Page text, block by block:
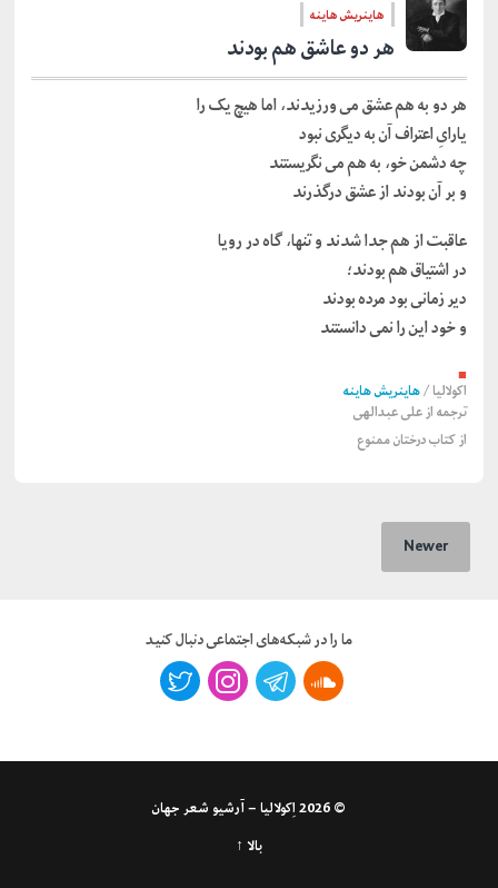
هاینریش هاینه
هر دو عاشق هم بودند
هر دو به هم عشق می ورزیدند، اما هیچ یک را
یارایِ اعتراف آن به دیگری نبود
چه دشمن خو، به هم می نگریستند
و بر آن بودند از عشق درگذرند
عاقبت از هم جدا شدند و تنها، گاه در رویا
در اشتیاق هم بودند؛
دیر زمانی بود مرده بودند
و خود این را نمی دانستند
■
اکولالیا/هاینریش هاینه
ترجمه ازعلی عبدالهی
از کتاب درختان ممنوع
Newer
ما را در شبکه‌های اجتماعی دنبال کنید
© 2026
اِکولالیا – آرشیو شعر جهان
بالا ↑